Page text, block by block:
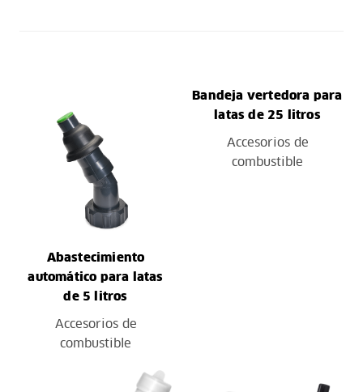
Abastecimiento
automático para latas
de 5 litros
Accesorios de
combustible
Bandeja vertedora para
latas de 25 litros
Accesorios de
combustible